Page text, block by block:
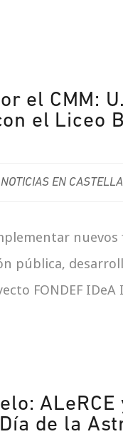
el CMM:
el Liceo
NOTICIAS EN
nuevos
pública,
FONDEF IDeA
ALeRCE
de la